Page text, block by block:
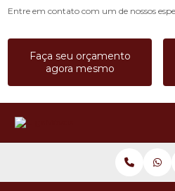
Entre em contato com um de nossos
Faça seu orçamento
agora mesmo